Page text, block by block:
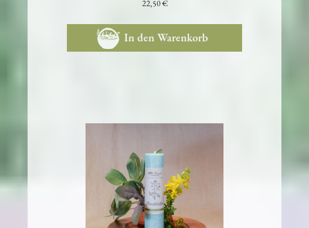
22,50 €
In den Warenkorb